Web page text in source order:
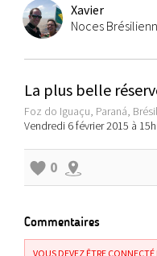
Xavier
Noces
La plus belle
Foz do Iguaçu, Paraná, Brésil
Vendredi 6 février 2015 à
0
Commentaires
VOUS DEVEZ ÊTRE